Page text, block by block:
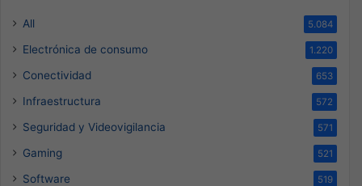
All 5.084
Electrónica de consumo 1.220
Conectividad 653
Infraestructura 572
Seguridad y Videovigilancia 571
Gaming 521
Software 519